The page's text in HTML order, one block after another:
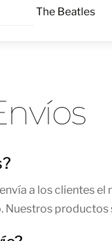
The Beatles
a los clientes
Nuestros